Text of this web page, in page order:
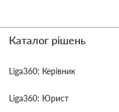
Каталог рішень
Liga360: Керівник
Liga360: Юрист